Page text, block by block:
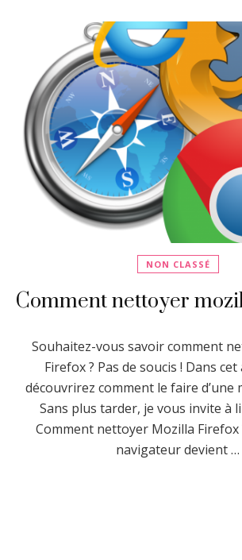
NON CLASSÉ
Comment nettoyer
Souhaitez-vous savoir comment
Firefox ? Pas de soucis ! Dans
découvrirez comment le faire d’une
Sans plus tarder, je vous invite à
Comment nettoyer Mozilla
navigateur devient …